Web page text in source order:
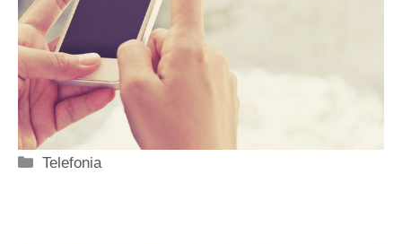
Categorie
Telefonia